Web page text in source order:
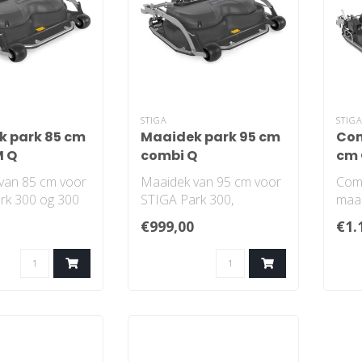
park 85 cm
Q
85 cm voor
300 og 300
STIGA
Maaidek park 95 cm
combi Q
Maaidek van 95 cm voor
STIGA Park 300,
Castelgarden XQ met
QuickFlip-technologie..
€999,00
cm